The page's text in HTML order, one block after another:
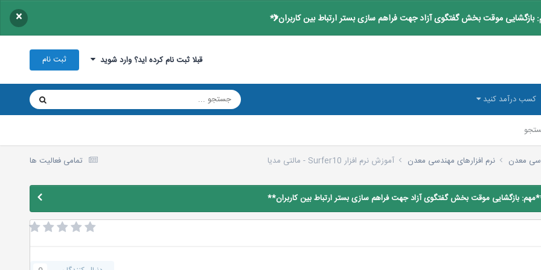
بازگشایی موقت بخش گفتگوی آزاد جهت فراهم سازی بستر ارتباط بین کاربران** ×
قبلا ثبت نام کرده اید؟ وارد شوید ثبت نام
کسب درآمد کنید
تمامی فعالیت ها معدن نرم افزارهای مهندسی معدن آموزش نرم افزار Surfer10 - مالتی مدیا
بازگشایی موقت بخش گفتگوی آزاد جهت فراهم سازی بستر ارتباط بین کاربران**